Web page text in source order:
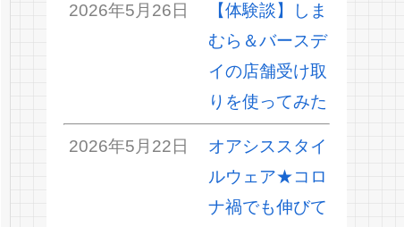
2026年5月26日
【体験談】しま
むら＆バースデ
イの店舗受け取
りを使ってみた
2026年5月22日
オアシススタイ
ルウェア★コロ
ナ禍でも伸びて